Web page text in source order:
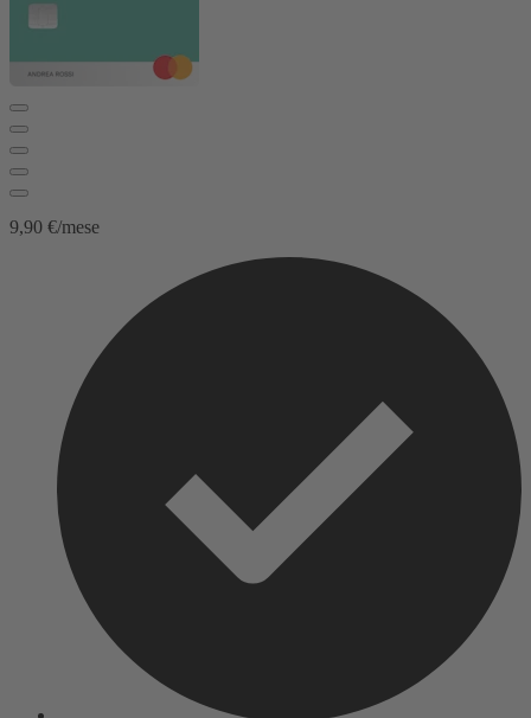
9,90 €/mese